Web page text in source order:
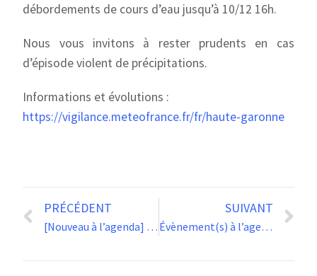
débordements de cours d’eau jusqu’à 10/12 16h.
Nous vous invitons à rester prudents en cas
d’épisode violent de précipitations.
Informations et évolutions :
https://vigilance.meteofrance.fr/fr/haute-garonne
PRÉCÉDENT
[Nouveau à l’agenda] « Cinéma du Foyer Rural »
SUIVANT
Évènement(s) à l’agenda pour la semaine à venir…